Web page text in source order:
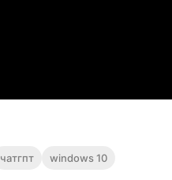
чатгпт
windows 10